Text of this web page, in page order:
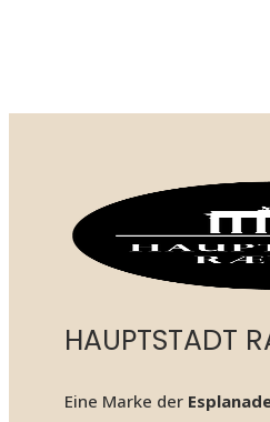
HAUPTSTADT
Eine Marke der